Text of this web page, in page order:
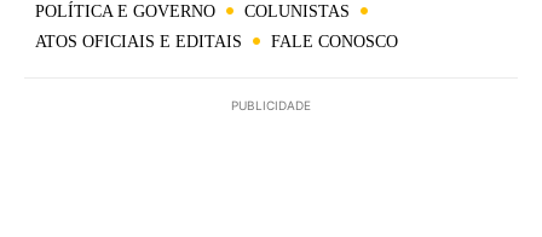
POLÍTICA E GOVERNO
COLUNISTAS
ATOS OFICIAIS E EDITAIS
FALE CONOSCO
PUBLICIDADE